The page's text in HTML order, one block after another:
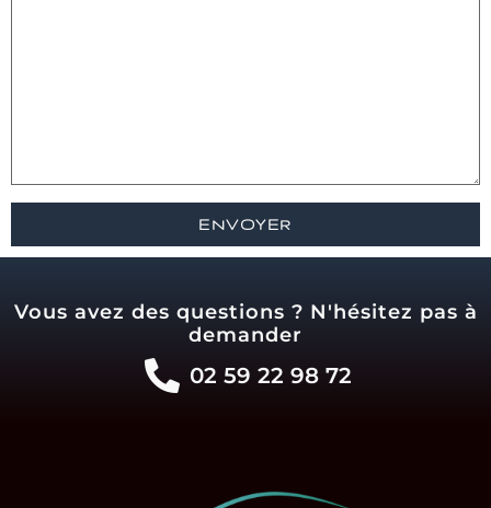
Vous avez des questions ? N'hésitez pas à
demander
02 59 22 98 72